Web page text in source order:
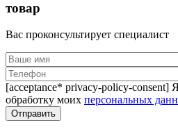
товар
Вас проконсультирует специалист
[acceptance* privacy-policy-consent]
обработку моих персональных